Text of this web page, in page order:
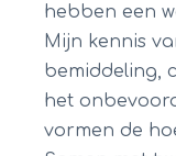
hebben een
Mijn kennis
bemiddeling,
het
vormen de